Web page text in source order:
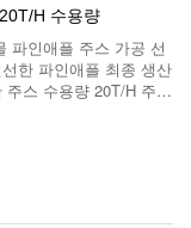
H 수용량
파인애플 주스 가공 선
한 파인애플 최종 생산
스 수용량 20T/H 주스